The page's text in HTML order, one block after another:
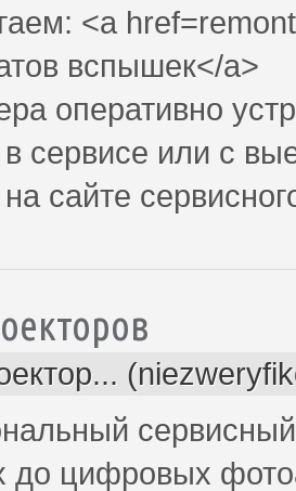
<a
вспышек</a>
оперативно
в сервисе или с
сайте
до цифровых